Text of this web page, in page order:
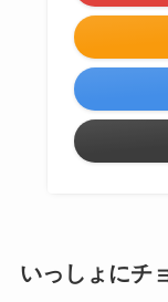
いっしょにチ